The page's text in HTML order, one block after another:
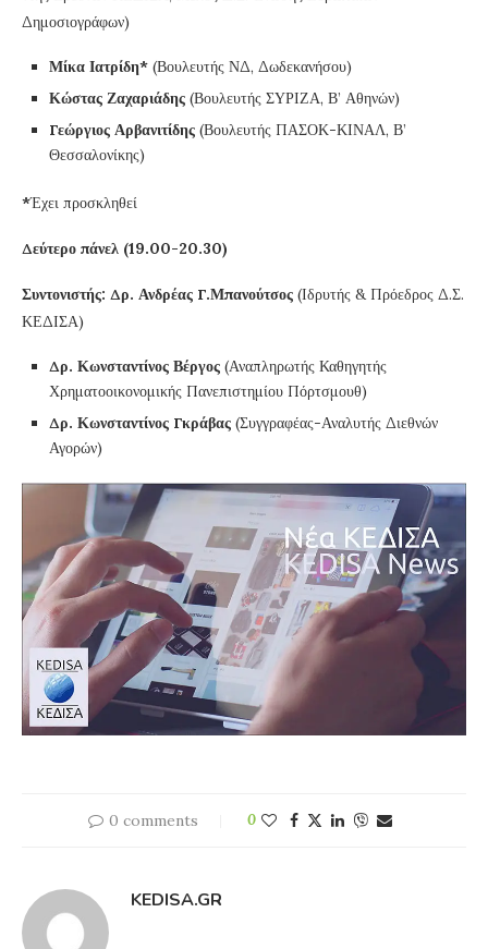
Δημοσιογράφων)
Μίκα Ιατρίδη* (Βουλευτής ΝΔ, Δωδεκανήσου)
Κώστας Ζαχαριάδης (Βουλευτής ΣΥΡΙΖΑ, Β’ Αθηνών)
Γεώργιος Αρβανιτίδης (Βουλευτής ΠΑΣΟΚ-ΚΙΝΑΛ, Β’
Θεσσαλονίκης)
*Έχει προσκληθεί
Δεύτερο πάνελ (19.00-20.30)
Συντονιστής: Δρ. Ανδρέας Γ.Μπανούτσος (Ιδρυτής & Πρόεδρος Δ.Σ.
ΚΕΔΙΣΑ)
Δρ. Κωνσταντίνος Βέργος (Αναπληρωτής Καθηγητής
Χρηματοοικονομικής Πανεπιστημίου Πόρτσμουθ)
Δρ. Κωνσταντίνος Γκράβας (Συγγραφέας-Αναλυτής Διεθνών
Αγορών)
0 comments 0
KEDISA.GR